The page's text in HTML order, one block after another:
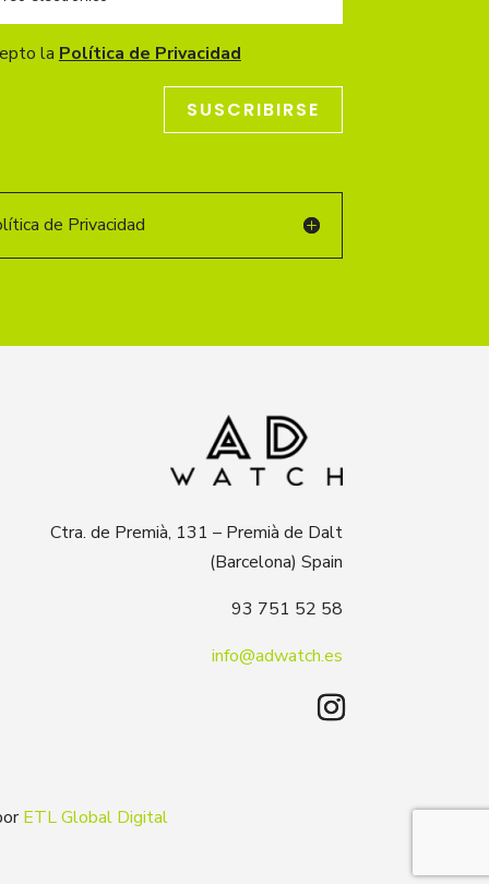
la Política de Privacidad
SUSCRIBIRSE
de Privacidad
Ctra. de Premià, 131 – Premià de Dalt
(Barcelona) Spain
93 751 52 58
info@adwatch.es
ETL Global Digital